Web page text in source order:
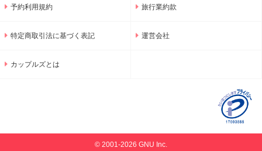
予約利用規約 旅行業約款
特定商取引法に基づく表記 運営会社
カップルズとは
© 2001-2026 GNU Inc.